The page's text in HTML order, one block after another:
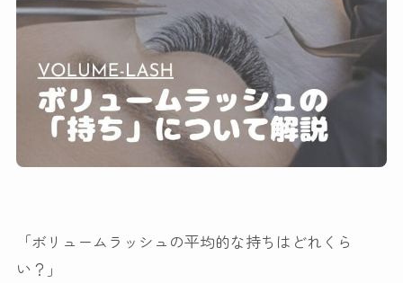
「ボリュームラッシュの平均的な持ちはどれくら
い？」